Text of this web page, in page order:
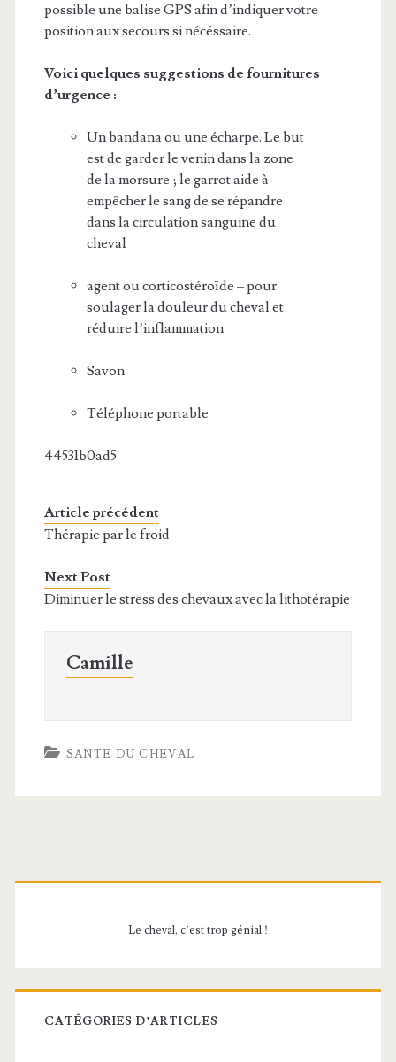
possible une balise GPS afin d’indiquer votre
position aux secours si nécéssaire.
Voici quelques suggestions de fournitures
d’urgence :
Un bandana ou une écharpe. Le but
est de garder le venin dans la zone
de la morsure ; le garrot aide à
empêcher le sang de se répandre
dans la circulation sanguine du
cheval
agent ou corticostéroïde – pour
soulager la douleur du cheval et
réduire l’inflammation
Savon
Téléphone portable
44531b0ad5
Article précédent
Thérapie par le froid
Next Post
Diminuer le stress des chevaux avec la lithotérapie
Camille
SANTE DU CHEVAL
Barre
Le cheval, c’est trop génial !
CATÉGORIES D’ARTICLES